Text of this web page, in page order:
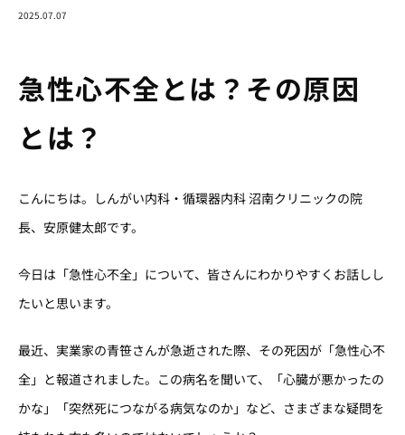
2025.07.07
急性心不全とは？その原因
とは？
こんにちは。しんがい内科・循環器内科 沼南クリニックの院
長、安原健太郎です。
今日は「急性心不全」について、皆さんにわかりやすくお話しし
たいと思います。
最近、実業家の青笹さんが急逝された際、その死因が「急性心不
全」と報道されました。この病名を聞いて、「心臓が悪かったの
かな」「突然死につながる病気なのか」など、さまざまな疑問を